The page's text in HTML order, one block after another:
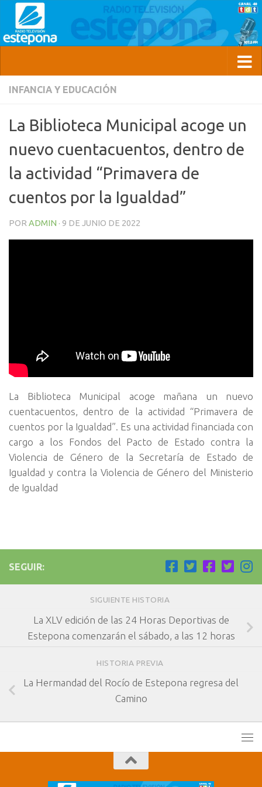
INFANCIA Y EDUCACIÓN
La Biblioteca Municipal acoge un
nuevo cuentacuentos, dentro de
la actividad “Primavera de
cuentos por la Igualdad”
POR ADMIN · 9 DE JUNIO DE 2022
La Biblioteca Municipal acoge mañana un nuevo
cuentacuentos, dentro de la actividad “Primavera de
cuentos por la Igualdad”. Es una actividad financiada con
cargo a los Fondos del Pacto de Estado contra la
Violencia de Género de la Secretaría de Estado de
Igualdad y contra la Violencia de Género del Ministerio
de Igualdad
SEGUIR:
SIGUIENTE HISTORIA
La XLV edición de las 24 Horas Deportivas de
Estepona comenzarán el sábado, a las 12 horas
HISTORIA PREVIA
La Hermandad del Rocío de Estepona regresa del
Camino